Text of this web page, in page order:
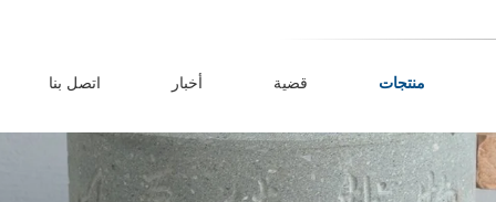
منتجات قضية أخبار اتصل بنا